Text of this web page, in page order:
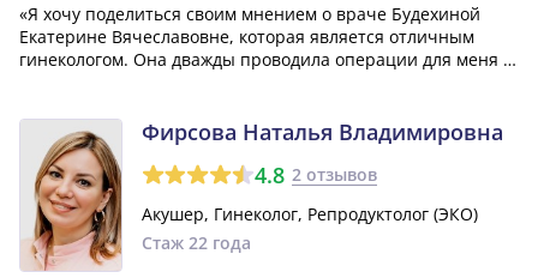
«Я хочу поделиться своим мнением о враче Будехиной
Екатерине Вячеславовне, которая является отличным
гинекологом. Она дважды проводила операции для меня в
внимательной и грамотной, и самое главное,...»
Фирсова Наталья Владимировна
4.8 2 отзывов
Акушер, Гинеколог, Репродуктолог (ЭКО)
Стаж 22 года